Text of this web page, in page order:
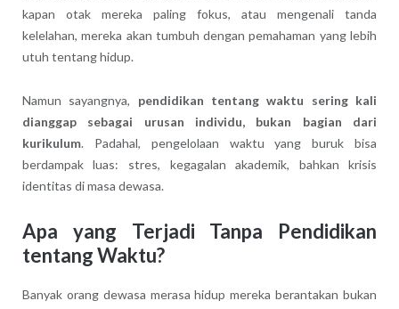
kapan otak mereka paling fokus, atau mengenali tanda
kelelahan, mereka akan tumbuh dengan pemahaman yang lebih
utuh tentang hidup.
Namun sayangnya, pendidikan tentang waktu sering kali
dianggap sebagai urusan individu, bukan bagian dari
kurikulum. Padahal, pengelolaan waktu yang buruk bisa
berdampak luas: stres, kegagalan akademik, bahkan krisis
identitas di masa dewasa.
Apa yang Terjadi Tanpa Pendidikan
tentang Waktu?
Banyak orang dewasa merasa hidup mereka berantakan bukan